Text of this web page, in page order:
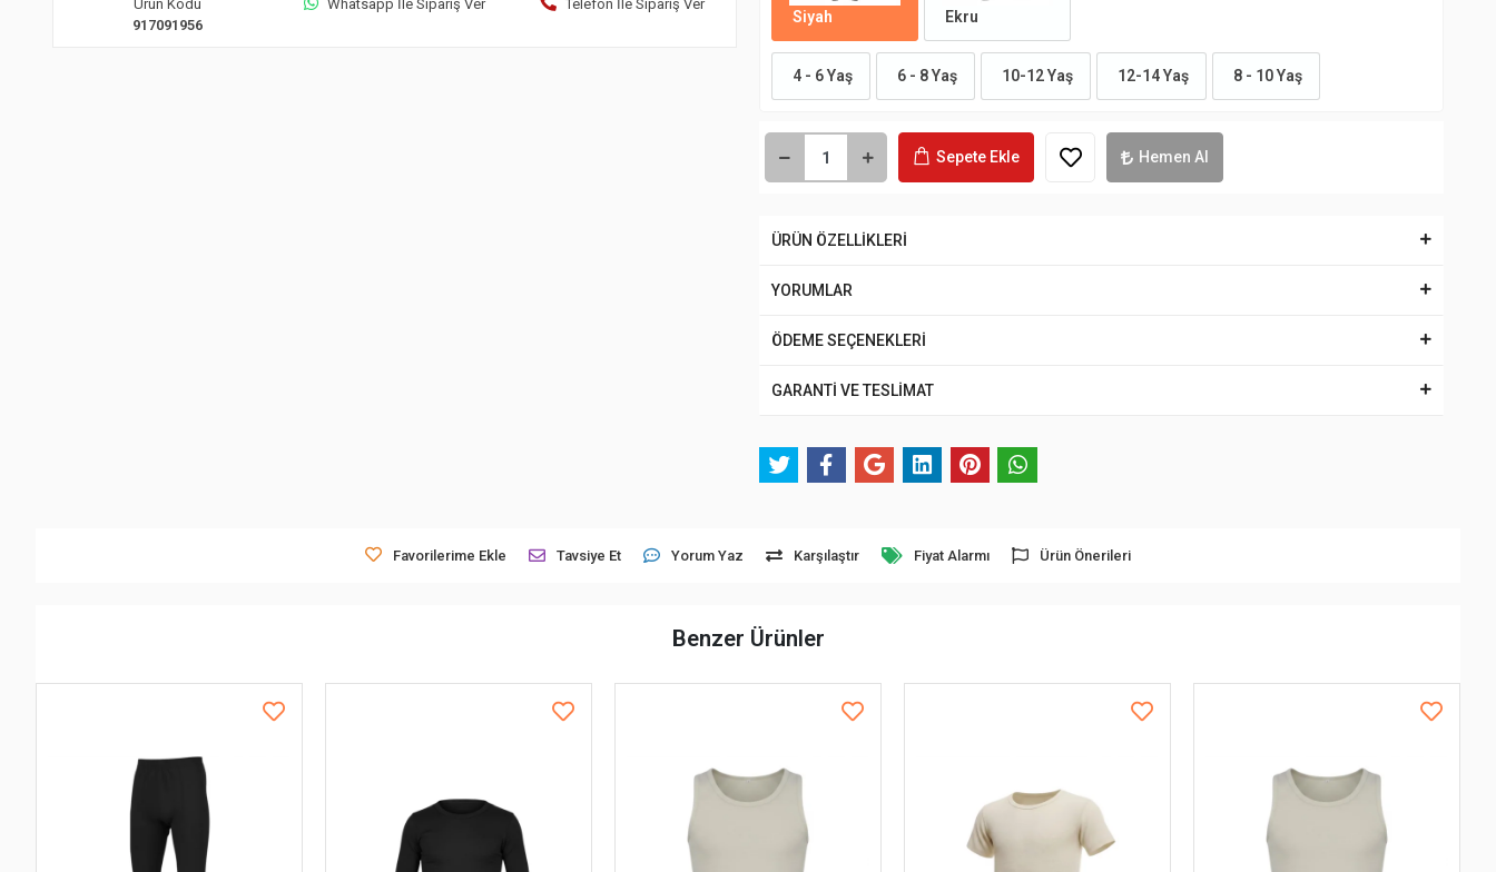
Ürün Kodu
917091956
Whatsapp İle Sipariş Ver Telefon İle Sipariş Ver
Siyah Ekru
4 - 6 Yaş 6 - 8 Yaş 10-12 Yaş 12-14 Yaş 8 - 10 Yaş
Sepete Ekle Hemen Al
ÜRÜN ÖZELLİKLERİ
YORUMLAR
ÖDEME SEÇENEKLERİ
GARANTİ VE TESLİMAT
Favorilerime Ekle Tavsiye Et Yorum Yaz Karşılaştır Fiyat Alarmı Ürün Önerileri
Benzer Ürünler